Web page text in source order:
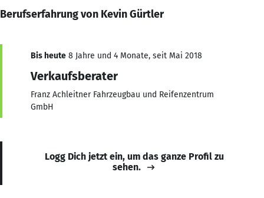
Berufserfahrung von Kevin Gürtler
Bis heute 8 Jahre und 4 Monate, seit Mai 2018
Verkaufsberater
Franz Achleitner Fahrzeugbau und Reifenzentrum
GmbH
Logg Dich jetzt ein, um das ganze Profil zu
sehen.